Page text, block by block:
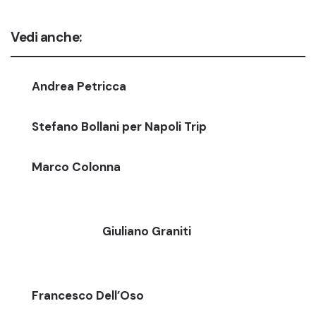
Vedi anche:
Andrea Petricca
Stefano Bollani per Napoli Trip
Marco Colonna
Giuliano Graniti
Francesco Dell’Oso